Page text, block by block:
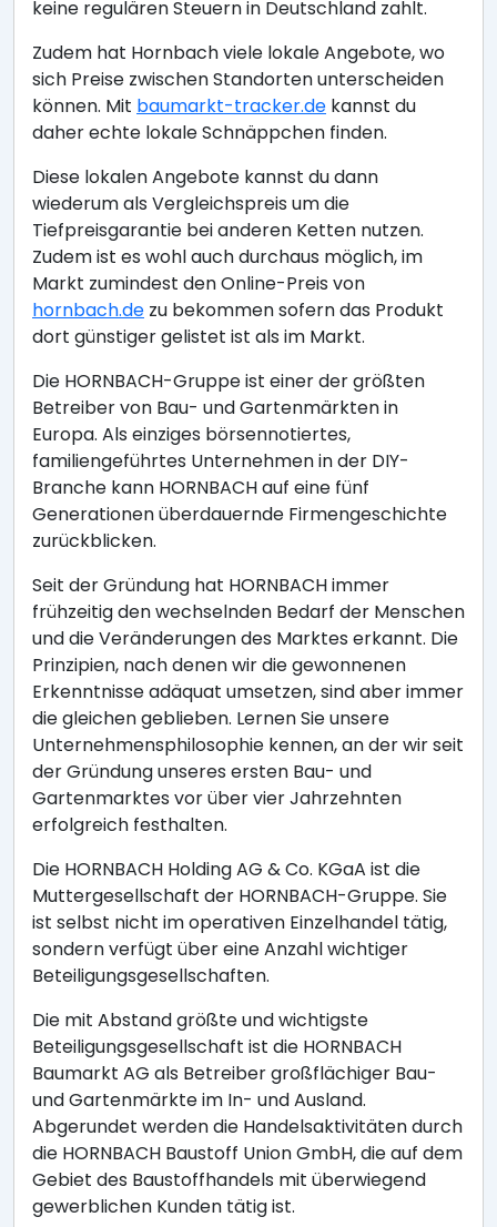
keine regulären Steuern in Deutschland zahlt.
Zudem hat Hornbach viele lokale Angebote, wo
sich Preise zwischen Standorten unterscheiden
können. Mit baumarkt-tracker.de kannst du
daher echte lokale Schnäppchen finden.
Diese lokalen Angebote kannst du dann
wiederum als Vergleichspreis um die
Tiefpreisgarantie bei anderen Ketten nutzen.
Zudem ist es wohl auch durchaus möglich, im
Markt zumindest den Online-Preis von
hornbach.de zu bekommen sofern das Produkt
dort günstiger gelistet ist als im Markt.
Die HORNBACH-Gruppe ist einer der größten
Betreiber von Bau- und Gartenmärkten in
Europa. Als einziges börsennotiertes,
familiengeführtes Unternehmen in der DIY-
Branche kann HORNBACH auf eine fünf
Generationen überdauernde Firmengeschichte
zurückblicken.
Seit der Gründung hat HORNBACH immer
frühzeitig den wechselnden Bedarf der Menschen
und die Veränderungen des Marktes erkannt. Die
Prinzipien, nach denen wir die gewonnenen
Erkenntnisse adäquat umsetzen, sind aber immer
die gleichen geblieben. Lernen Sie unsere
Unternehmensphilosophie kennen, an der wir seit
der Gründung unseres ersten Bau- und
Gartenmarktes vor über vier Jahrzehnten
erfolgreich festhalten.
Die HORNBACH Holding AG & Co. KGaA ist die
Muttergesellschaft der HORNBACH-Gruppe. Sie
ist selbst nicht im operativen Einzelhandel tätig,
sondern verfügt über eine Anzahl wichtiger
Beteiligungsgesellschaften.
Die mit Abstand größte und wichtigste
Beteiligungsgesellschaft ist die HORNBACH
Baumarkt AG als Betreiber großflächiger Bau-
und Gartenmärkte im In- und Ausland.
Abgerundet werden die Handelsaktivitäten durch
die HORNBACH Baustoff Union GmbH, die auf dem
Gebiet des Baustoffhandels mit überwiegend
gewerblichen Kunden tätig ist.